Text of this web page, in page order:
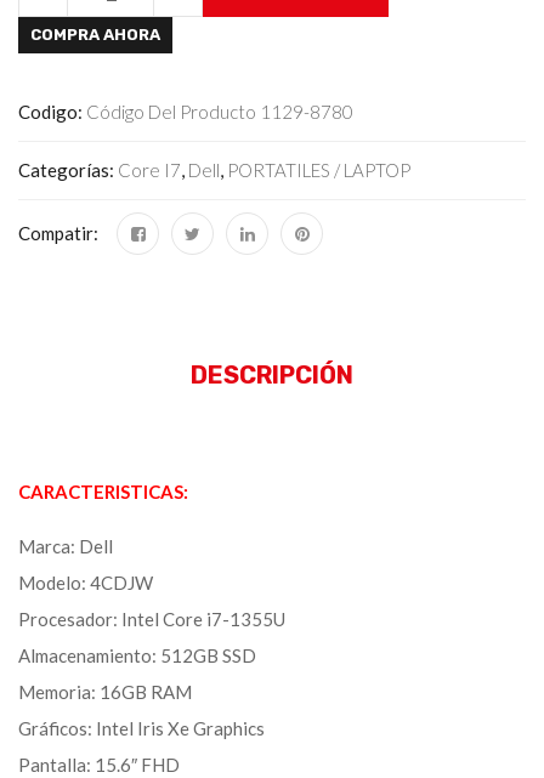
COMPRA AHORA
Codigo: Código Del Producto 1129-8780
Categorías: Core I7, Dell, PORTATILES / LAPTOP
Compatir:
DESCRIPCIÓN
CARACTERISTICAS:
Marca: Dell
Modelo: 4CDJW
Procesador: Intel Core i7-1355U
Almacenamiento: 512GB SSD
Memoria: 16GB RAM
Gráficos: Intel Iris Xe Graphics
Pantalla: 15.6″ FHD